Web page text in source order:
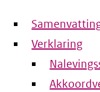
Verklaring